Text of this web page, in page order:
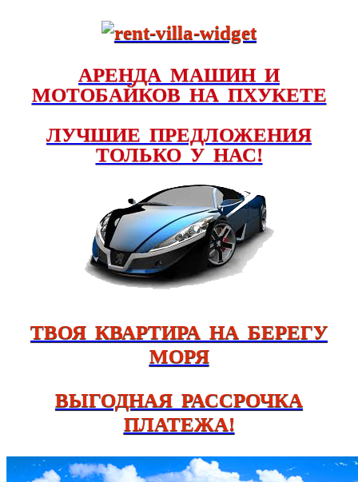
АРЕНДА МАШИН И
МОТОБАЙКОВ НА ПХУКЕТЕ
ЛУЧШИЕ ПРЕДЛОЖЕНИЯ
ТОЛЬКО У НАС!
ТВОЯ КВАРТИРА НА БЕРЕГУ
МОРЯ
ВЫГОДНАЯ РАССРОЧКА
ПЛАТЕЖА!